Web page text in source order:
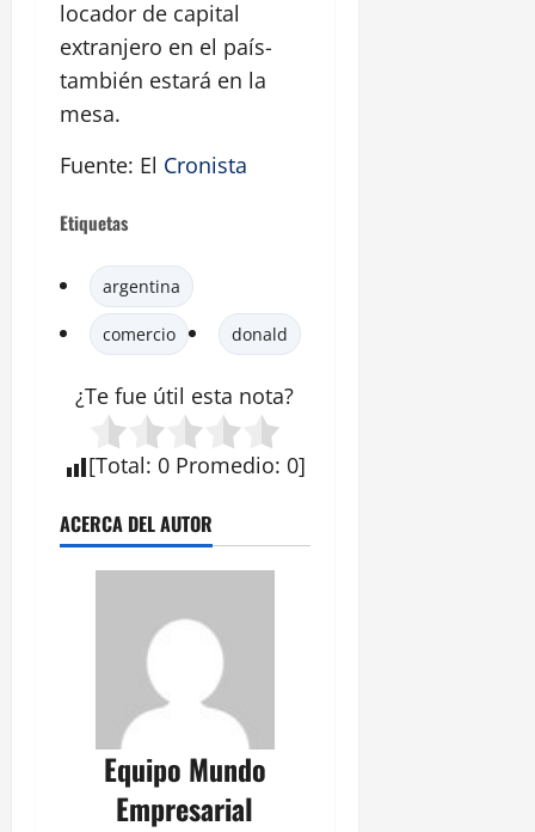
locador de capital
extranjero en el país-
también estará en la
mesa.
Fuente: El Cronista
Etiquetas
argentina
comercio donald
¿Te fue útil esta nota?
[Total: 0 Promedio: 0]
ACERCA DEL AUTOR
Equipo Mundo
Empresarial